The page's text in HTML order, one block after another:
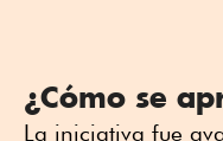
¿Cómo se
La iniciativa fue